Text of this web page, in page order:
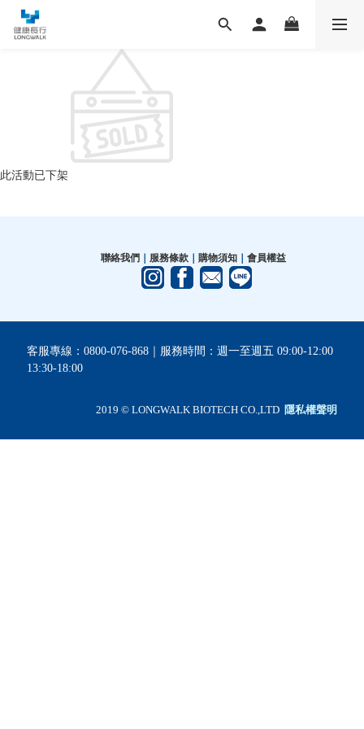
此活動已下架
聯絡我們 服務條款｜ 購物須知｜ 會員權益
客服專線：0800-076-868｜服務時間：週一至週五 09:00-12:00
13:30-18:00
2019 © LONGWALK BIOTECH CO.,LTD 隱私權聲明